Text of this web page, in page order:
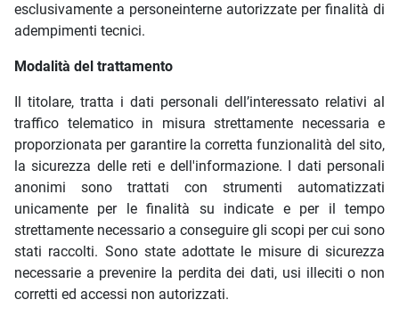
esclusivamente a personeinterne autorizzate per finalità di
adempimenti tecnici.
Modalità del trattamento
Il titolare, tratta i dati personali dell’interessato relativi al
traffico telematico in misura strettamente necessaria e
proporzionata per garantire la corretta funzionalità del sito,
la sicurezza delle reti e dell'informazione. I dati personali
anonimi sono trattati con strumenti automatizzati
unicamente per le finalità su indicate e per il tempo
strettamente necessario a conseguire gli scopi per cui sono
stati raccolti. Sono state adottate le misure di sicurezza
necessarie a prevenire la perdita dei dati, usi illeciti o non
corretti ed accessi non autorizzati.